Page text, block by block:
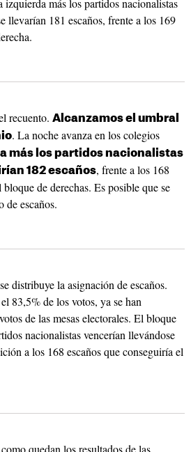
más los partidos nacionalistas
llevarían 181 escaños, frente a los 169
recuento. Alcanzamos el umbral
. La noche avanza en los colegios
más los partidos nacionalistas
182 escaños, frente a los 168
de derechas. Es posible que se
de escaños.
distribuye la asignación de escaños.
83,5% de los votos, ya se han
de las mesas electorales. El bloque
nacionalistas vencerían llevándose
a los 168 escaños que conseguiría el
quedan los resultados de las